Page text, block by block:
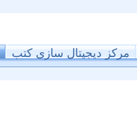
مرکز دیجیتال سازی کتب